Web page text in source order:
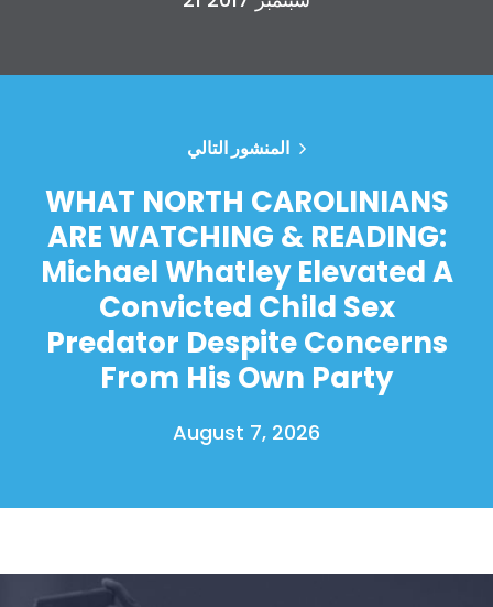
Shop
المنشور التالي
WHAT NORTH CAROLINIANS
ARE WATCHING & READING:
Michael Whatley Elevated A
Convicted Child Sex
Predator Despite Concerns
From His Own Party
August 7, 2026